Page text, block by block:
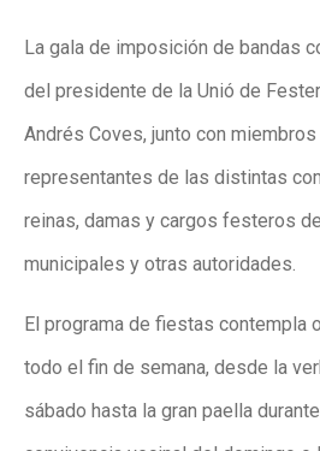
La gala de imposición de bandas
del presidente de la Unió de
Andrés Coves, junto con
representantes de las distintas
reinas, damas y cargos festeros
municipales y otras autoridades.
El programa de fiestas contempla
todo el fin de semana, desde la
sábado hasta la gran paella